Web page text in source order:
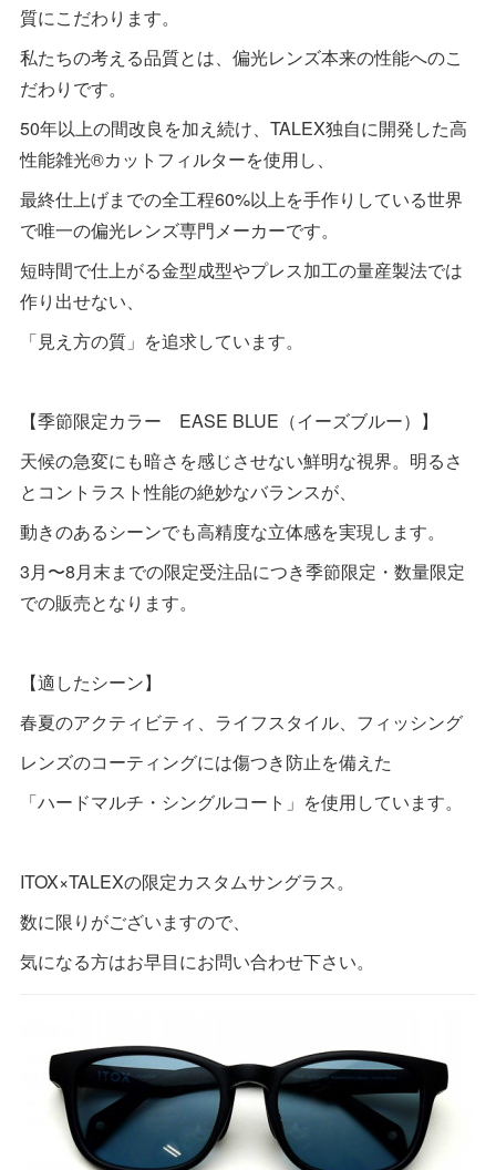
質にこだわります。
私たちの考える品質とは、偏光レンズ本来の性能へのこ
だわりです。
50年以上の間改良を加え続け、TALEX独自に開発した高
性能雑光®カットフィルターを使用し、
最終仕上げまでの全工程60%以上を手作りしている世界
で唯一の偏光レンズ専門メーカーです。
短時間で仕上がる金型成型やプレス加工の量産製法では
作り出せない、
「見え方の質」を追求しています。
【季節限定カラー EASE BLUE（イーズブルー）】
天候の急変にも暗さを感じさせない鮮明な視界。明るさ
とコントラスト性能の絶妙なバランスが、
動きのあるシーンでも高精度な立体感を実現します。
3月〜8月末までの限定受注品につき季節限定・数量限定
での販売となります。
【適したシーン】
春夏のアクティビティ、ライフスタイル、フィッシング
レンズのコーティングには傷つき防止を備えた
「ハードマルチ・シングルコート」を使用しています。
ITOX×TALEXの限定カスタムサングラス。
数に限りがございますので、
気になる方はお早目にお問い合わせ下さい。